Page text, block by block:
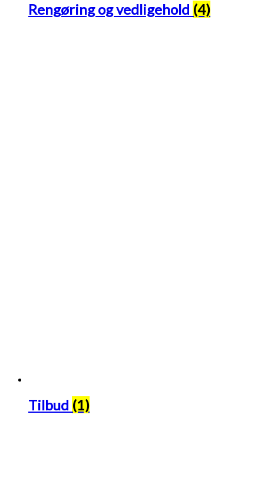
Rengøring og vedligehold (4)
Tilbud (1)